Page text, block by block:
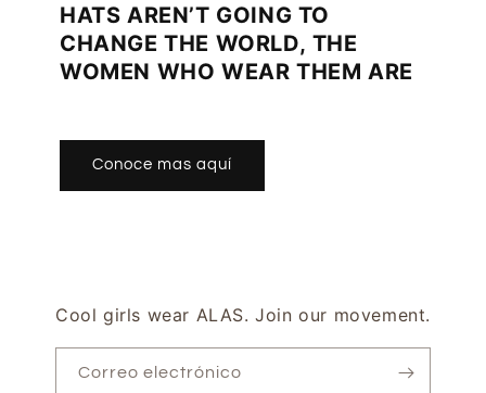
HATS AREN’T GOING TO
CHANGE THE WORLD, THE
WOMEN WHO WEAR THEM ARE
Conoce mas aquí
Cool girls wear ALAS. Join our movement.
Correo electrónico